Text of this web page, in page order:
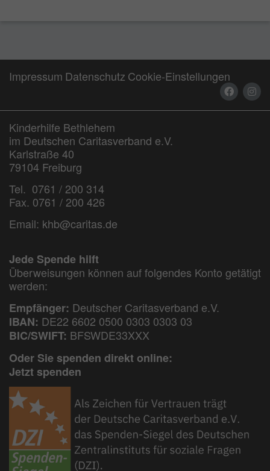
Impressum Datenschutz Cookie-Einstellungen
Kinderhilfe Bethlehem
im Deutschen Caritasverband e.V.
Karlstraße 40
79104 Freiburg
Tel. 0761 / 200 314
Fax. 0761 / 200 426
Email: khb@caritas.de
Jede Spende hilft
Überweisungen können auf folgendes Konto getätigt
werden:
Empfänger: Deutscher Caritasverband e.V.
IBAN: DE22 6602 0500 0303 0303 03
BIC/SWIFT: BFSWDE33XXX
Oder Sie spenden direkt online:
Jetzt spenden